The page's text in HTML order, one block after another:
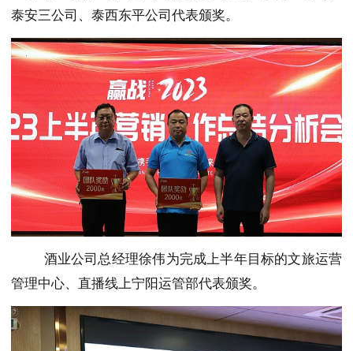
泰安三公司、泰西东平公司代表颁奖。
酒业公司总经理徐伟为完成上半年目标的文旅运营
管理中心、直播线上宁阳运管部代表颁奖。